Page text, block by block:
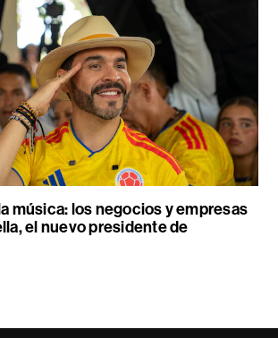
música: los negocios y empresas
el nuevo presidente de